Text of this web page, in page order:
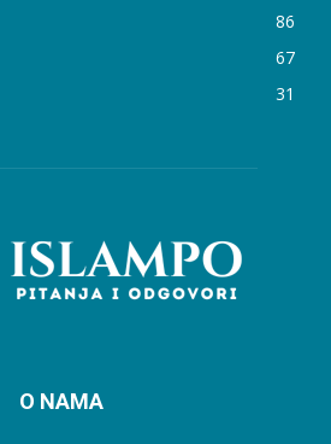
86
67
31
O NAMA